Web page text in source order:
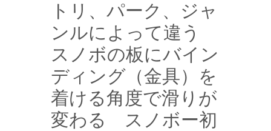
トリ、パーク、ジャ
ンルによって違う
スノボの板にバイン
ディング（金具）を
着ける角度で滑りが
変わる スノボー初